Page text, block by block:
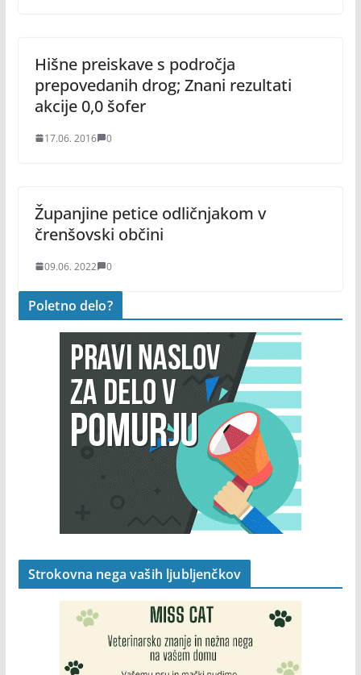
Hišne preiskave s področja
prepovedanih drog; Znani rezultati
akcije 0,0 šofer
17.06. 2016 0
Županjine petice odličnjakom v
črenšovski občini
09.06. 2022 0
Poletno delo?
Strokovna nega vaših ljubljenčkov